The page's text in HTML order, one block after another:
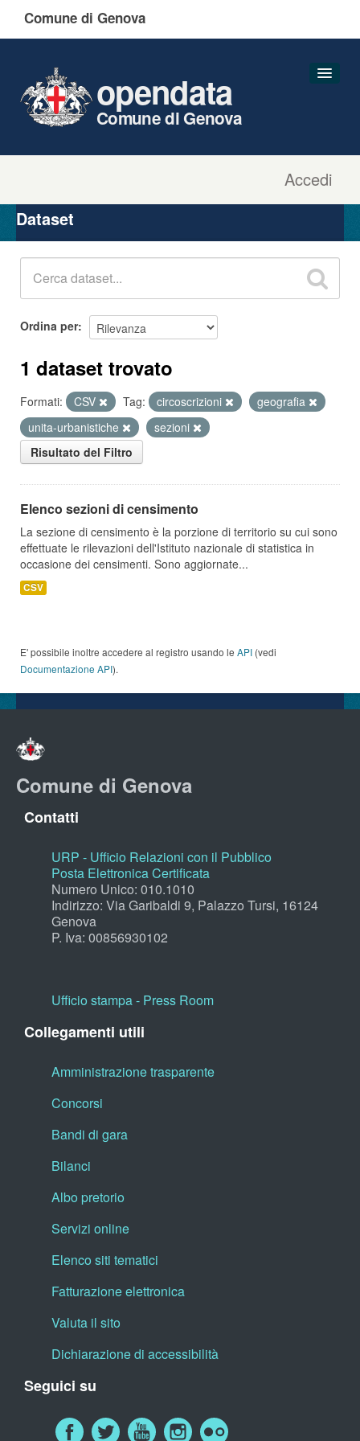
Comune di Genova
Accedi
opendata
Comune di Genova
Organizzazioni
Gruppi
Dataset
Ordina per
1 dataset trovato
Formati: CSV Tag: circoscrizioni
geografia
unita-urbanistiche
sezioni
Risultato del Filtro
Elenco sezioni di censimento
La sezione di censimento è la porzione di territorio su cui sono
effettuate le rilevazioni dell'Istituto nazionale di statistica in
occasione dei censimenti. Sono aggiornate...
CSV
E' possibile inoltre accedere al registro usando le API (vedi
Documentazione API).
Comune di Genova
Contatti
URP - Ufficio Relazioni con il Pubblico
Posta Elettronica Certificata
Numero Unico: 010.1010
Indirizzo: Via Garibaldi 9, Palazzo Tursi, 16124
Genova
P. Iva: 00856930102
Ufficio stampa - Press Room
Collegamenti utili
Amministrazione trasparente
Concorsi
Bandi di gara
Bilanci
Albo pretorio
Servizi online
Elenco siti tematici
Fatturazione elettronica
Valuta il sito
Dichiarazione di accessibilità
Seguici su